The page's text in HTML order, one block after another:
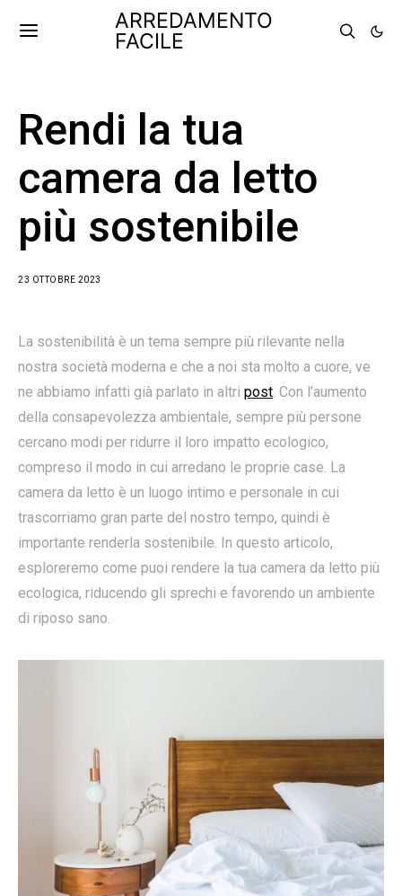
ARREDAMENTO
FACILE
Rendi la tua
camera da letto
più sostenibile
23 OTTOBRE 2023
La sostenibilità è un tema sempre più rilevante nella
nostra società moderna e che a noi sta molto a cuore, ve
ne abbiamo infatti già parlato in altri post. Con l’aumento
della consapevolezza ambientale, sempre più persone
cercano modi per ridurre il loro impatto ecologico,
compreso il modo in cui arredano le proprie case. La
camera da letto è un luogo intimo e personale in cui
trascorriamo gran parte del nostro tempo, quindi è
importante renderla sostenibile. In questo articolo,
esploreremo come puoi rendere la tua camera da letto più
ecologica, riducendo gli sprechi e favorendo un ambiente
di riposo sano.